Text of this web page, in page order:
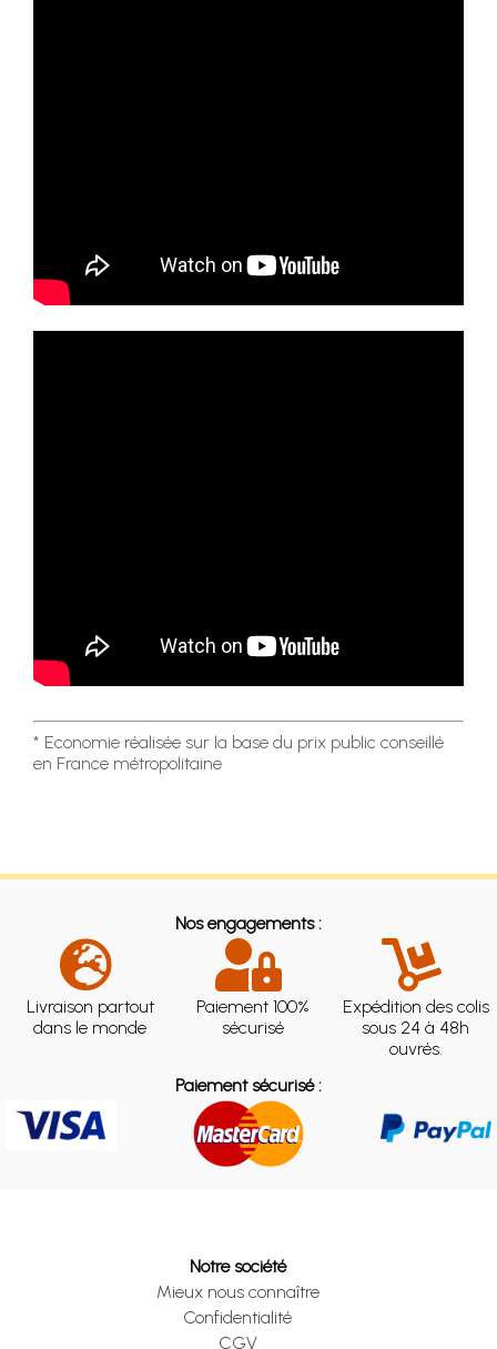
* Economie réalisée sur la base du prix public conseillé
en France métropolitaine
Nos engagements :
Livraison partout
dans le monde
Paiement 100%
sécurisé
Expédition des colis
sous 24 à 48h
ouvrés.
Paiement sécurisé :
Notre société
Mieux nous connaître
Confidentialité
CGV